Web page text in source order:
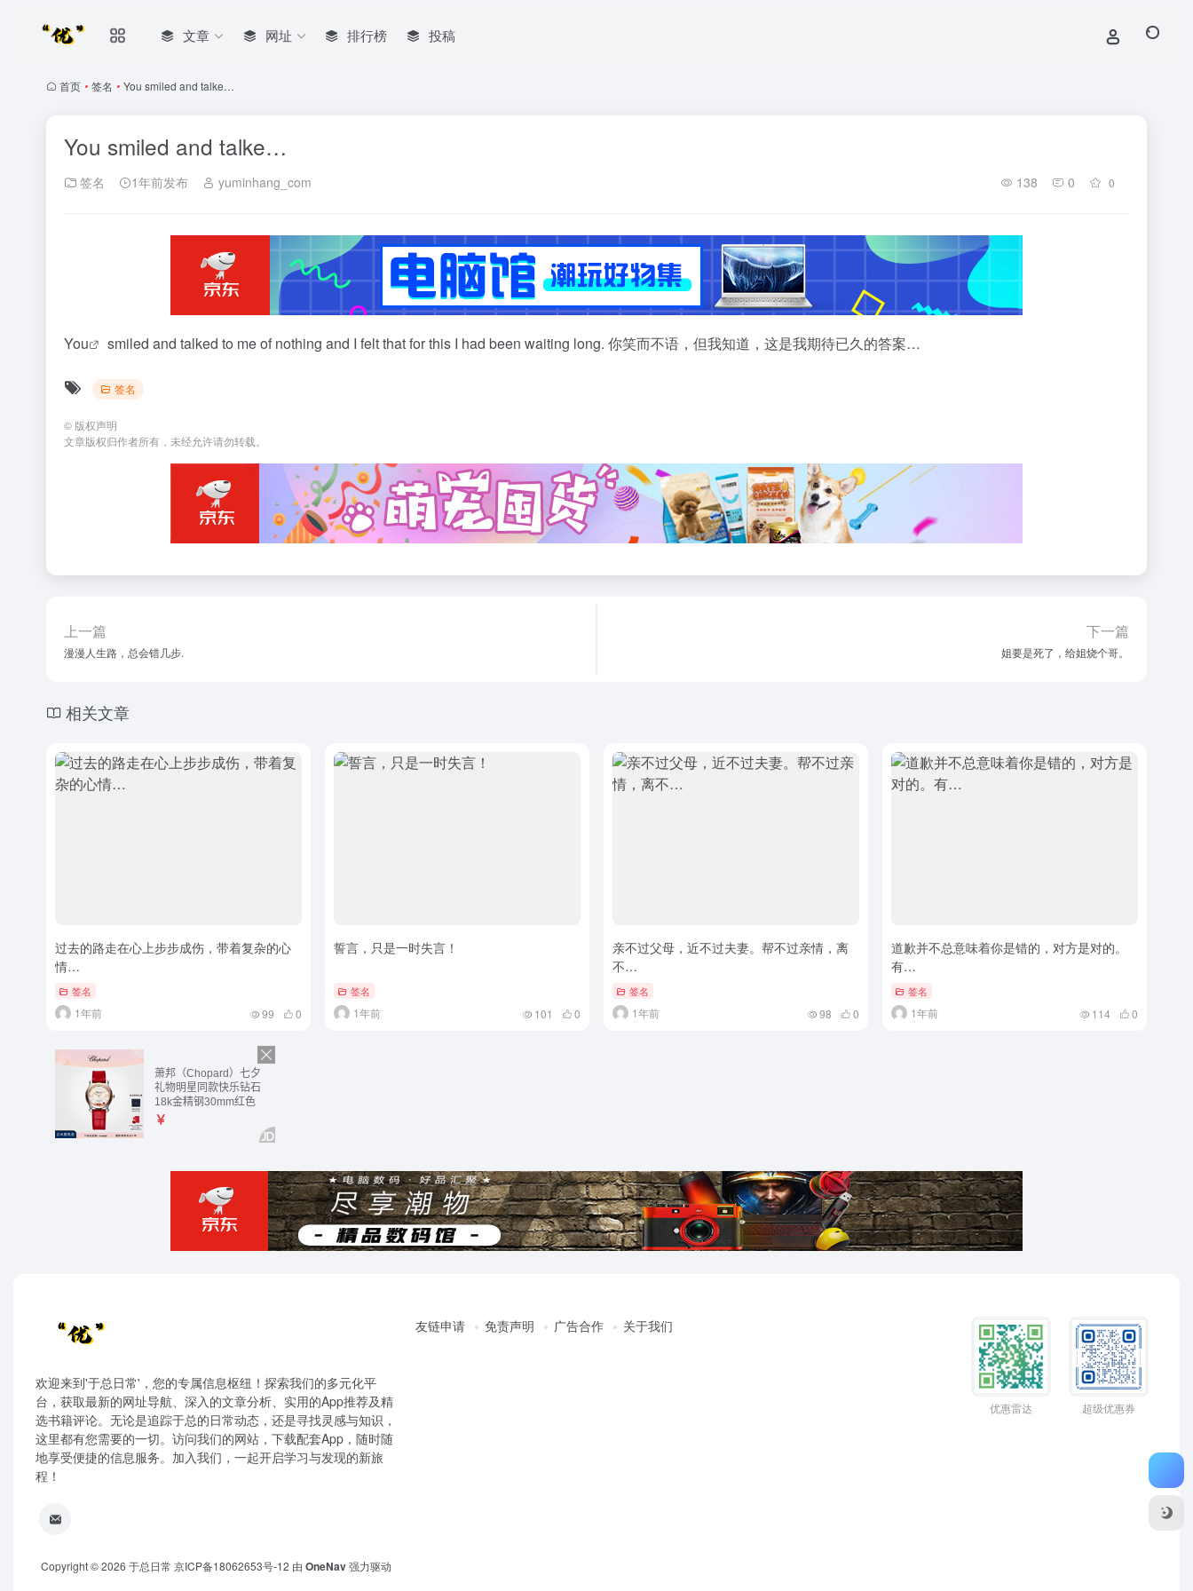
文章 网址 排行榜 投稿
首页 • 签名 • You smiled and talke…
You smiled and talke…
签名 1年前发布 yuminhang_com 138 0 0
You smiled and talked to me of nothing and I felt that for this I had been waiting long. 你笑而不语，但我知道，这是我期待已久的答案…
签名
© 版权声明
文章版权归作者所有，未经允许请勿转载。
上一篇
漫漫人生路，总会错几步.
下一篇
姐要是死了，给姐烧个哥。
相关文章
过去的路走在心上步步成伤，带着复杂的心
情…
签名
1年前 99 0
誓言，只是一时失言！
签名
1年前 101 0
亲不过父母，近不过夫妻。帮不过亲情，离
不…
签名
1年前 98 0
道歉并不总意味着你是错的，对方是对的。
有…
签名
1年前 114 0
欢迎来到'于总日常'，您的专属信息枢纽！探索我们的多元化平
台，获取最新的网址导航、深入的文章分析、实用的App推荐及精
选书籍评论。无论是追踪于总的日常动态，还是寻找灵感与知识，
这里都有您需要的一切。访问我们的网站，下载配套App，随时随
地享受便捷的信息服务。加入我们，一起开启学习与发现的新旅
程！
友链申请 免责声明 广告合作 关于我们
优惠雷达 超级优惠券
Copyright © 2026 于总日常 京ICP备18062653号-12 由 OneNav强力驱动